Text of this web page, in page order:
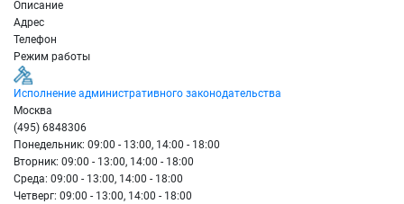
Описание
Адрес
Телефон
Режим работы
Исполнение административного законодательства
Москва
(495) 6848306
Понедельник: 09:00 - 13:00, 14:00 - 18:00
Вторник: 09:00 - 13:00, 14:00 - 18:00
Среда: 09:00 - 13:00, 14:00 - 18:00
Четверг: 09:00 - 13:00, 14:00 - 18:00